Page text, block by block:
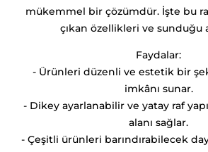
mükemmel bir çözümdür. İşte bu
çıkan özellikleri ve sunduğu
Faydalar:
- Ürünleri düzenli ve estetik bir
imkânı sunar.
- Dikey ayarlanabilir ve yatay raf
alanı sağlar.
- Çeşitli ürünleri barındırabilecek